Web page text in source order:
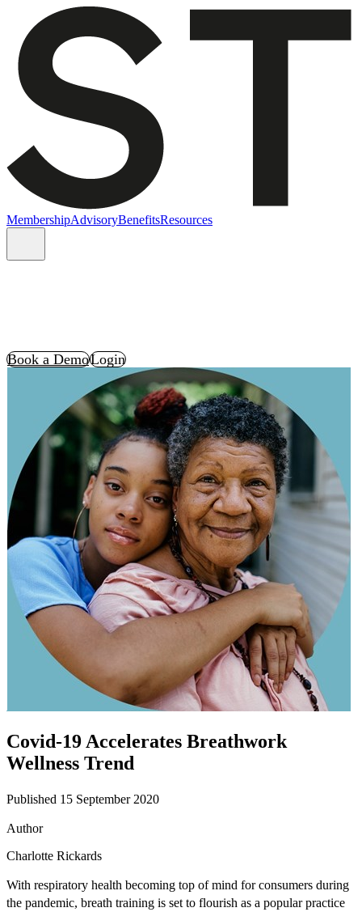
MembershipAdvisoryBenefitsResources
Book a DemoLogin
Covid-19 Accelerates Breathwork
Wellness Trend
Published 15 September 2020
Author
Charlotte Rickards
With respiratory health becoming top of mind for consumers during
the pandemic, breath training is set to flourish as a popular practice